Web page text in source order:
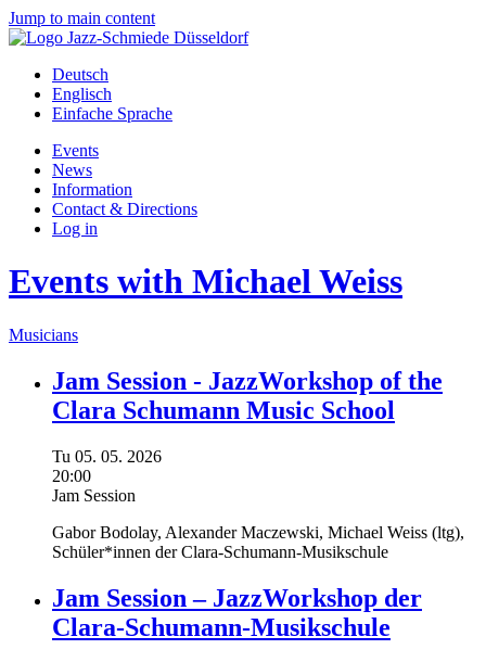
Jump to main content
Deutsch
Englisch
Einfache Sprache
Events
News
Information
Contact & Directions
Log in
Events with Michael Weiss
Musicians
Jam Session - JazzWorkshop of the
Clara Schumann Music School
Tu 05. 05. 2026
20:00
Jam Session
Gabor Bodolay, Alexander Maczewski, Michael Weiss (ltg),
Schüler*innen der Clara-Schumann-Musikschule
Jam Session – JazzWorkshop der
Clara-Schumann-Musikschule